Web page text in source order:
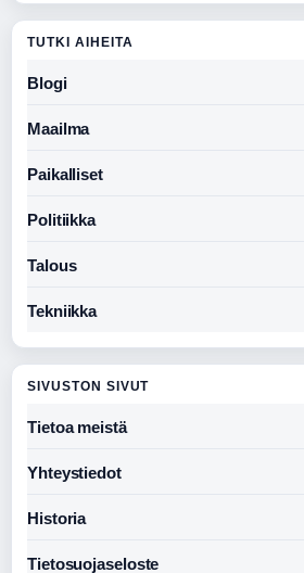
TUTKI AIHEITA
Blogi
Maailma
Paikalliset
Politiikka
Talous
Tekniikka
SIVUSTON SIVUT
Tietoa meistä
Yhteystiedot
Historia
Tietosuojaseloste